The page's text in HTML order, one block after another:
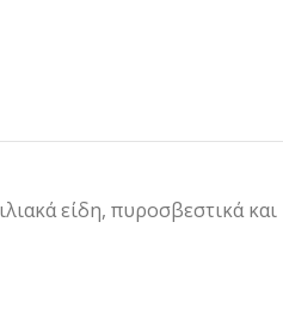
είδη, πυροσβεστικά και